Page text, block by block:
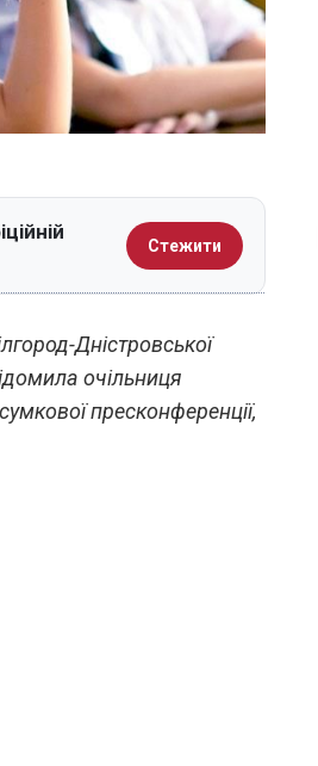
Стежити
Дністровської
очільниця
пресконференції,